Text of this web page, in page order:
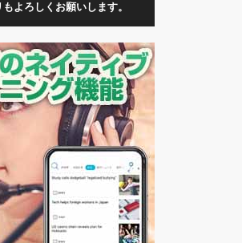
よろしくお願いします。